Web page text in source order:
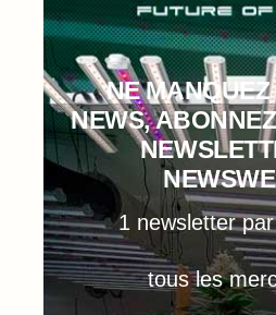
NE
NEWS,
1 newsletter
tous les